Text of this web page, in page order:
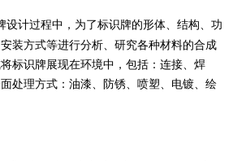
设计过程中，为了标识牌的形体、结构、功
装方式等进行分析、研究各种材料的合成
标识牌展现在环境中，包括：连接、焊
处理方式：油漆、防锈、喷塑、电镀、绘